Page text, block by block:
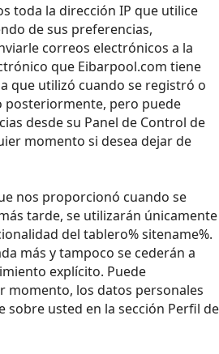
toda la dirección IP que utilice
de sus preferencias,
correos electrónicos a la
que Eibarpool.com tiene
que utilizó cuando se registró o
posteriormente, pero puede
desde su Panel de Control de
momento si desea dejar de
nos proporcionó cuando se
tarde, se utilizarán únicamente
del tablero% sitename%.
más y tampoco se cederán a
explícito. Puede
momento, los datos personales
sobre usted en la sección Perfil de